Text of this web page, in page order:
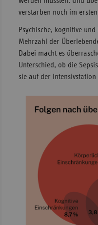
verstarben noch im
Psychische, kognitive
Mehrzahl der
Dabei macht es
Unterschied, ob die
sie auf der